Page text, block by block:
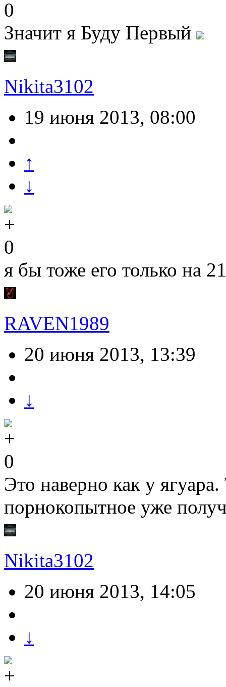
0
Значит я Буду Первый
Nikita3102
19 июня 2013, 08:00
↑
↓
0
я бы тоже его только на
RAVEN1989
20 июня 2013, 13:39
↓
0
Это наверно как у
порнокопытное уже
Nikita3102
20 июня 2013, 14:05
↓